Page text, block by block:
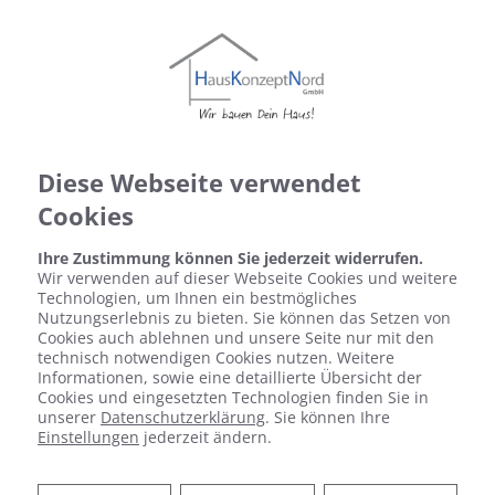
Diese Webseite verwendet
Cookies
Ihre Zustimmung können Sie jederzeit widerrufen.
Wir verwenden auf dieser Webseite Cookies und weitere
Technologien, um Ihnen ein bestmögliches
Nutzungserlebnis zu bieten. Sie können das Setzen von
Cookies auch ablehnen und unsere Seite nur mit den
technisch notwendigen Cookies nutzen. Weitere
Informationen, sowie eine detaillierte Übersicht der
Cookies und eingesetzten Technologien finden Sie in
unserer Datenschutzerklärung. Sie können Ihre
Einstellungen jederzeit ändern.